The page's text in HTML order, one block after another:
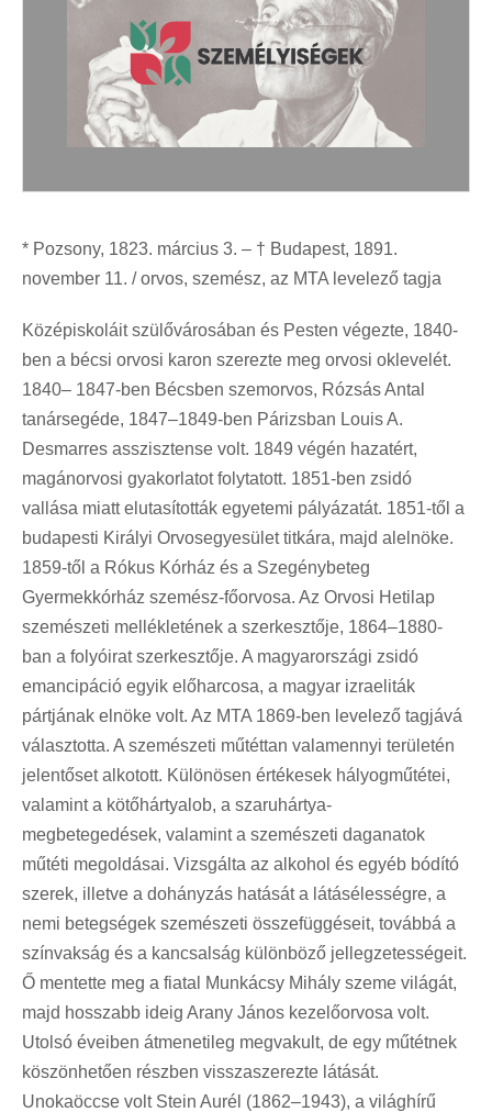
* Pozsony, 1823. március 3. – † Budapest, 1891.
november 11. / orvos, szemész, az MTA levelező tagja
Középiskoláit szülővárosában és Pesten végezte, 1840-
ben a bécsi orvosi karon szerezte meg orvosi oklevelét.
1840– 1847-ben Bécsben szemorvos, Rózsás Antal
tanársegéde, 1847–1849-ben Párizsban Louis A.
Desmarres asszisztense volt. 1849 végén hazatért,
magánorvosi gyakorlatot folytatott. 1851-ben zsidó
vallása miatt elutasították egyetemi pályázatát. 1851-től a
budapesti Királyi Orvosegyesület titkára, majd alelnöke.
1859-től a Rókus Kórház és a Szegénybeteg
Gyermekkórház szemész-főorvosa. Az Orvosi Hetilap
szemészeti mellékletének a szerkesztője, 1864–1880-
ban a folyóirat szerkesztője. A magyarországi zsidó
emancipáció egyik előharcosa, a magyar izraeliták
pártjának elnöke volt. Az MTA 1869-ben levelező tagjává
választotta. A szemészeti műtéttan valamennyi területén
jelentőset alkotott. Különösen értékesek hályogműtétei,
valamint a kötőhártyalob, a szaruhártya-
megbetegedések, valamint a szemészeti daganatok
műtéti megoldásai. Vizsgálta az alkohol és egyéb bódító
szerek, illetve a dohányzás hatását a látásélességre, a
nemi betegségek szemészeti összefüggéseit, továbbá a
színvakság és a kancsalság különböző jellegzetességeit.
Ő mentette meg a fiatal Munkácsy Mihály szeme világát,
majd hosszabb ideig Arany János kezelőorvosa volt.
Utolsó éveiben átmenetileg megvakult, de egy műtétnek
köszönhetően részben visszaszerezte látását.
Unokaöccse volt Stein Aurél (1862–1943), a világhírű